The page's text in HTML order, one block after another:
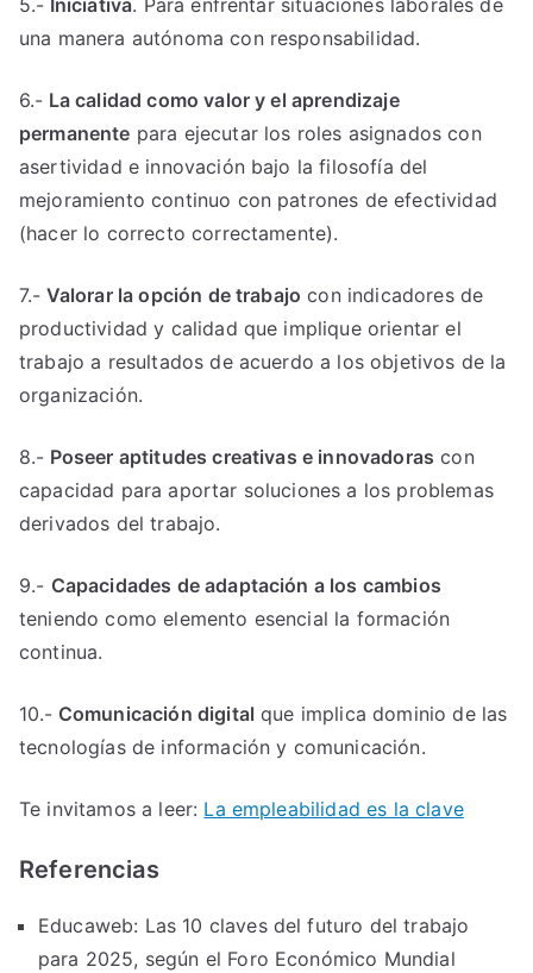
una manera autónoma con responsabilidad.
6.- La calidad como valor y el aprendizaje
permanente para ejecutar los roles asignados con
asertividad e innovación bajo la filosofía del
mejoramiento continuo con patrones de efectividad
(hacer lo correcto correctamente).
7.- Valorar la opción de trabajo con indicadores de
productividad y calidad que implique orientar el
trabajo a resultados de acuerdo a los objetivos de la
organización.
8.- Poseer aptitudes creativas e innovadoras con
capacidad para aportar soluciones a los problemas
derivados del trabajo.
9.- Capacidades de adaptación a los cambios
teniendo como elemento esencial la formación
continua.
10.- Comunicación digital que implica dominio de las
tecnologías de información y comunicación.
Te invitamos a leer: La empleabilidad es la clave
Referencias
Educaweb: Las 10 claves del futuro del trabajo
para 2025, según el Foro Económico Mundial